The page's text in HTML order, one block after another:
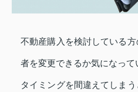
不動産購入を検討している
者を変更できるか気になって
タイミングを間違えてしま